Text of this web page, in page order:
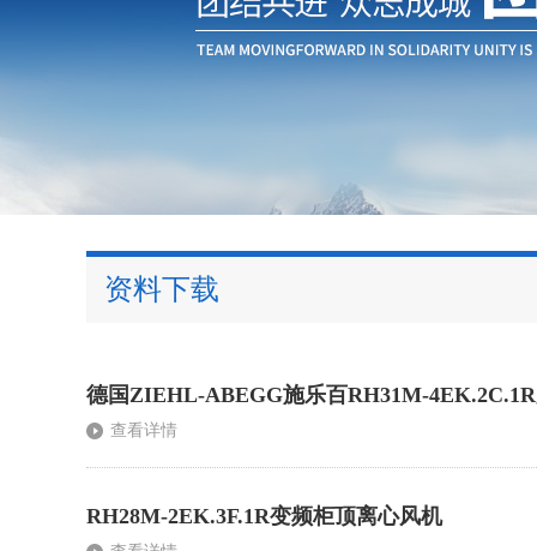
资料下载
德国ZIEHL-ABEGG施乐百RH31M-
查看详情
RH28M-2EK.3F.1R变频柜顶离心风机